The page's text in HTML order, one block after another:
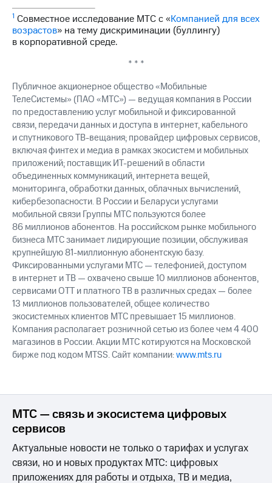
1 Совместное исследование МТС с «Компанией для всех
возрастов» на тему дискриминации (буллингу)
в корпоративной среде.
* * *
Публичное акционерное общество «Мобильные
ТелеСистемы» (ПАО «МТС») — ведущая компания в России
по предоставлению услуг мобильной и фиксированной
связи, передачи данных и доступа в интернет, кабельного
и спутникового ТВ-вещания; провайдер цифровых сервисов,
включая финтех и медиа в рамках экосистем и мобильных
приложений; поставщик ИТ-решений в области
объединенных коммуникаций, интернета вещей,
мониторинга, обработки данных, облачных вычислений,
кибербезопасности. В России и Беларуси услугами
мобильной связи Группы МТС пользуются более
86 миллионов абонентов. На российском рынке мобильного
бизнеса МТС занимает лидирующие позиции, обслуживая
крупнейшую 81-миллионную абонентскую базу.
Фиксированными услугами МТС — телефонией, доступом
в интернет и ТВ — охвачено свыше 10 миллионов абонентов,
сервисами OTT и платного ТВ в различных средах — более
13 миллионов пользователей, общее количество
экосистемных клиентов МТС превышает 15 миллионов.
Компания располагает розничной сетью из более чем 4 400
магазинов в России. Акции МТС котируются на Московской
бирже под кодом MTSS. Сайт компании:www.mts.ru
МТС — связь и экосистема цифровых
сервисов
Актуальные новости не только о тарифах и услугах
связи, но и новых продуктах МТС: цифровых
приложениях для работы и отдыха, ТВ и медиа,